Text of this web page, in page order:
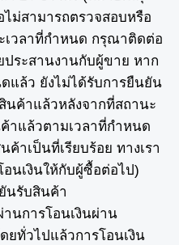
ม่สามารถตรวจสอบหรือ
เวลาที่กำหนด กรุณาติดต่อ
ประสานงานกับผู้ขาย หาก
แล้ว ยังไม่ได้รับการยืนยัน
นค้าแล้วหลังจากที่สถานะ
าแล้วตามเวลาที่กำหนด
าเป็นที่เรียบร้อย ทางเรา
นเงินให้กับผู้ซื้อต่อไป)
นรับสินค้า
านการโอนเงินผ่าน
ยทั่วไปแล้วการโอนเงิน